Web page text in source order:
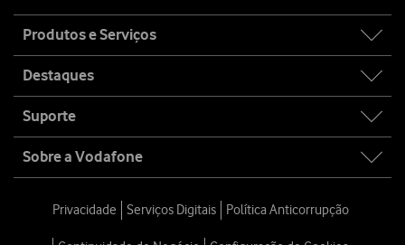
map
Produtos e Serviços
Destaques
Suporte
Sobre a Vodafone
Privacidade Serviços Digitais Política Anticorrupção